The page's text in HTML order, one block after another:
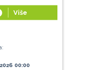
Više
00:00